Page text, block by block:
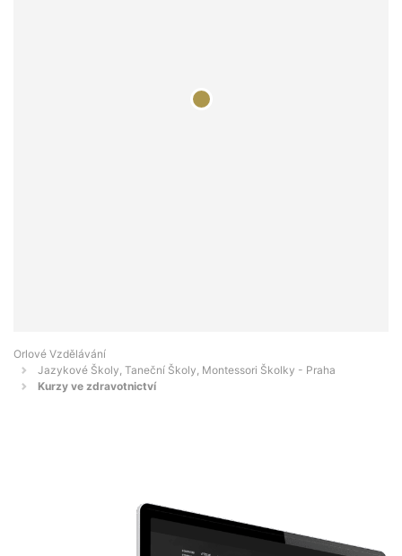
Orlové Vzdělávání
Jazykové Školy, Taneční Školy, Montessori Školky - Praha
Kurzy ve zdravotnictví